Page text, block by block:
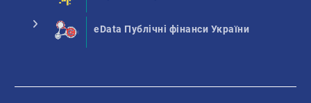
eData Публічні фінанси України